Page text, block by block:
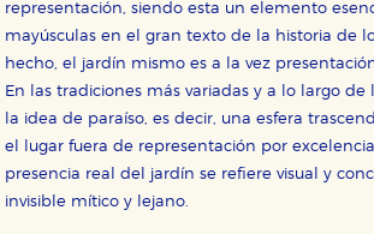
representación, siendo esta un elemento
mayúsculas en el gran texto de la historia de
hecho, el jardín mismo es a la vez
En las tradiciones más variadas y a lo largo de
la idea de paraíso, es decir, una esfera
el lugar fuera de representación por
presencia real del jardín se refiere visual y
invisible mítico y lejano.
Cookies necesarias
Estas cookies son necesarias para que
web funcione y no es posible
nuestro sistema. Es posible hacerlo
navegador, pero en ese caso es
áreas de nuestra web dejen de
correctamente.
Cookies de rendimiento y analíticas